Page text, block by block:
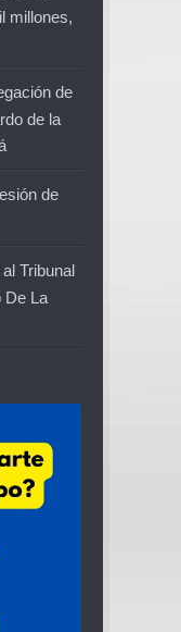
millones,
de
de la
de
Tribunal
De La